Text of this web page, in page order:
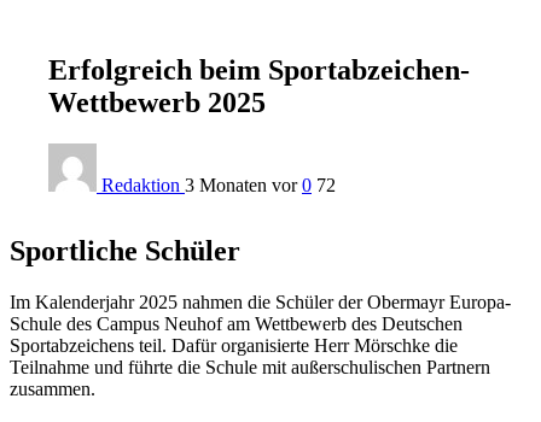
Erfolgreich beim Sportabzeichen-
Wettbewerb 2025
Redaktion 3 Monaten vor 0 72
Sportliche Schüler
Im Kalenderjahr 2025 nahmen die Schüler der Obermayr Europa-
Schule des Campus Neuhof am Wettbewerb des Deutschen
Sportabzeichens teil. Dafür organisierte Herr Mörschke die
Teilnahme und führte die Schule mit außerschulischen Partnern
zusammen.